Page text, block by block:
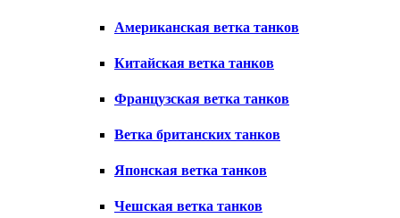
Американская ветка танков
Китайская ветка танков
Французская ветка танков
Ветка британских танков
Японская ветка танков
Чешская ветка танков